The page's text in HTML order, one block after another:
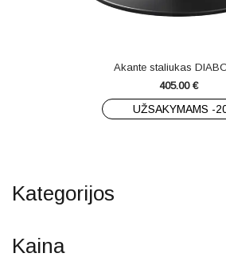
Akante staliukas
405.00 €
UŽSAKYMAMS -
Kategorijos
Kaina